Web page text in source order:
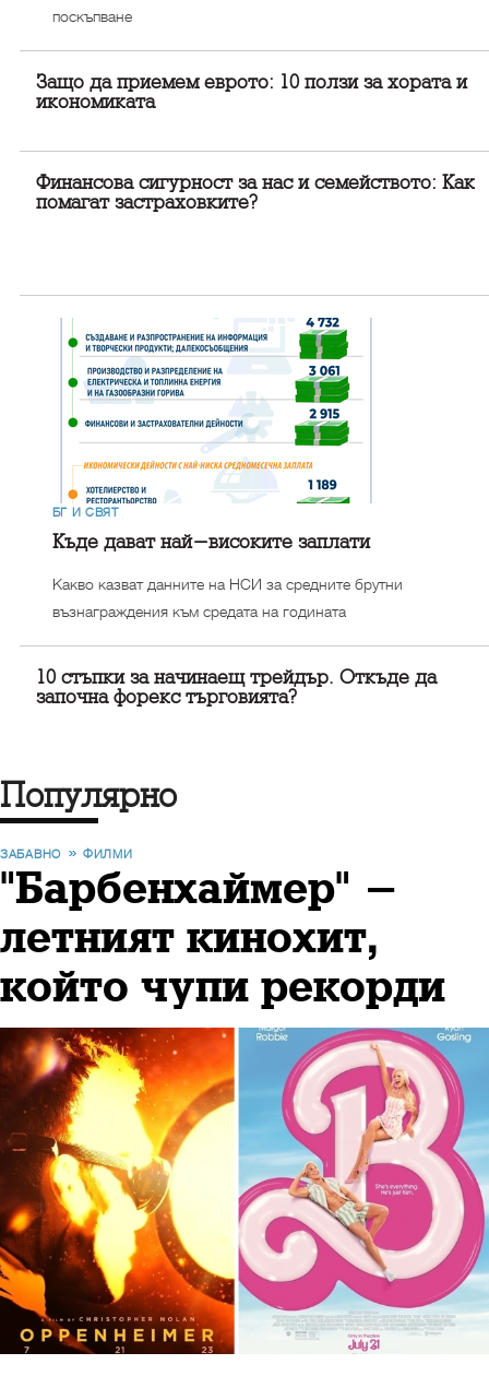
поскъпване
Защо да приемем еврото: 10 ползи за хората и
икономиката
Финансова сигурност за нас и семейството: Как
помагат застраховките?
БГ И СВЯТ
Къде дават най-високите заплати
Какво казват данните на НСИ за средните брутни
възнаграждения към средата на годината
10 стъпки за начинаещ трейдър. Откъде да
започна форекс търговията?
Популярно
ЗАБАВНО ФИЛМИ
"Барбенхаймер" -
летният кинохит,
който чупи рекорди